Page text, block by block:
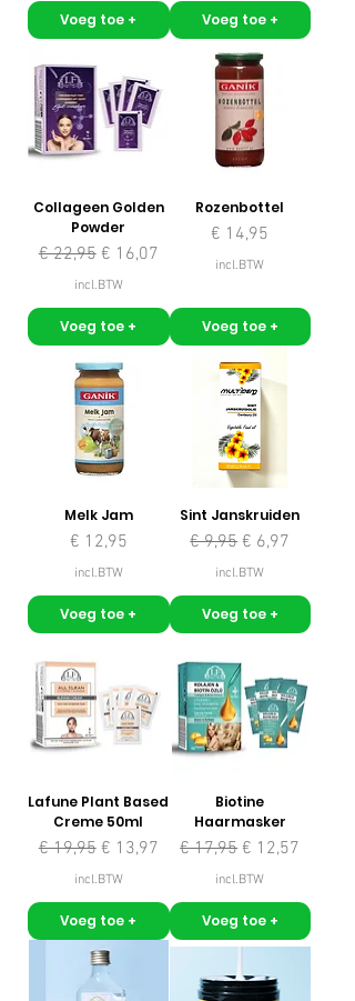
Voeg toe + Voeg toe +
Collageen Golden
Powder
Normale prijs
€ 22,95 Verkoopprijs
€ 16,07
incl.BTW
Voeg toe +
Rozenbottel
Prijs
€ 14,95
incl.BTW
Voeg toe +
Melk Jam
Prijs
€ 12,95
incl.BTW
Voeg toe +
Sint Janskruiden
Normale prijs
€ 9,95 Verkoopprijs
€ 6,97
incl.BTW
Voeg toe +
Lafune Plant Based
Creme 50ml
Normale prijs
€ 19,95 Verkoopprijs
€ 13,97
incl.BTW
Voeg toe +
Biotine
Haarmasker
Normale prijs
€ 17,95 Verkoopprijs
€ 12,57
incl.BTW
Voeg toe +